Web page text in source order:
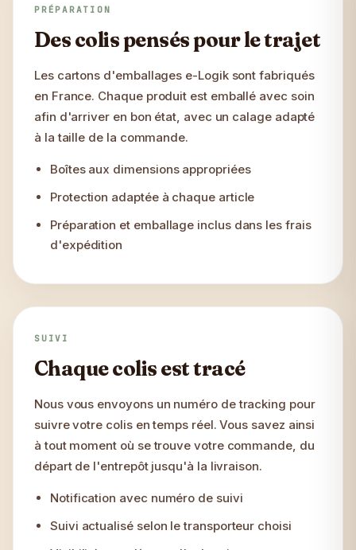
PRÉPARATION
Des colis pensés pour le trajet
Les cartons d'emballages e-Logik sont fabriqués
en France. Chaque produit est emballé avec soin
afin d'arriver en bon état, avec un calage adapté
à la taille de la commande.
Boîtes aux dimensions appropriées
Protection adaptée à chaque article
Préparation et emballage inclus dans les frais
d'expédition
SUIVI
Chaque colis est tracé
Nous vous envoyons un numéro de tracking pour
suivre votre colis en temps réel. Vous savez ainsi
à tout moment où se trouve votre commande, du
départ de l'entrepôt jusqu'à la livraison.
Notification avec numéro de suivi
Suivi actualisé selon le transporteur choisi